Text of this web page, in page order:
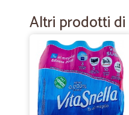
Eccezionale!!!
—Davide B.
Purtroppo non posso dare
Purtroppo non posso dare 5
uno degli yogurt proteici rotto e
Altri prodotti di